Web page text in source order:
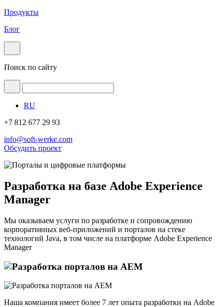
Продукты
Блог
Поиск по сайту
RU
+7 812 677 29 93
info@soft-werke.com
Обсудить проект
Разработка на базе Adobe Experience
Manager
Мы оказываем услуги по разработке и сопровождению
корпоративных веб-приложений и порталов на стеке
технологий Java, в том числе на платформе Adobe Experience
Manager
Наша компания имеет более 7 лет опыта разработки на Adobe